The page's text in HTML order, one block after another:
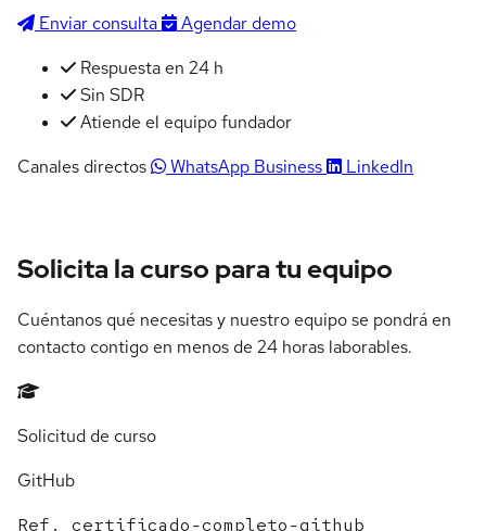
Enviar consulta
Agendar demo
Respuesta en 24 h
Sin SDR
Atiende el equipo fundador
Canales directos
WhatsApp Business LinkedIn
Solicita la curso para tu equipo
Cuéntanos qué necesitas y nuestro equipo se pondrá en
contacto contigo en menos de 24 horas laborables.
Solicitud de curso
GitHub
Ref. certificado-completo-github